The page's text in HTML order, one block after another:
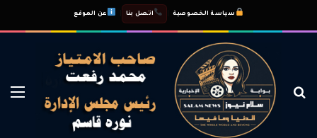
سياسة الخصوصية اتصل بنا عن الموقع
بحث عن